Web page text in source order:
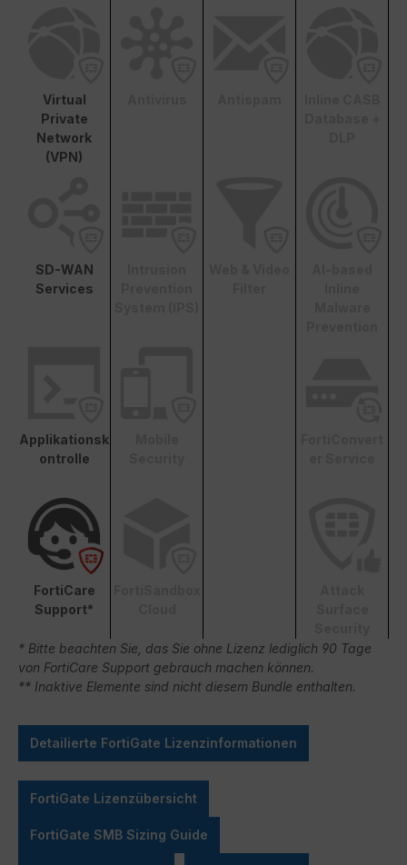
Virtual
Private
Network
(VPN)
SD-WAN
Services
Applikationsk
ontrolle
FortiCare
Support*
* Bitte beachten Sie, das Sie ohne Lizenz lediglich 90 Tage
von FortiCare Support gebrauch machen können.
** Inaktive Elemente sind nicht diesem Bundle enthalten.
Detailierte FortiGate Lizenzinformationen
FortiGate Lizenzübersicht
FortiGate SMB Sizing Guide